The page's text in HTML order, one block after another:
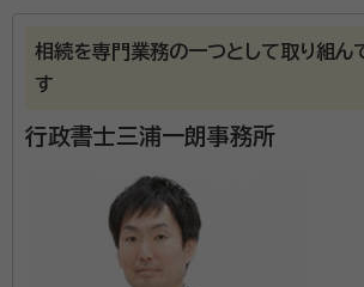
相続を専門業務の一つとして取り組ん
す
行政書士三浦一朗事務所